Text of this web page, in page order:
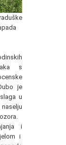
s
je
u
i
i